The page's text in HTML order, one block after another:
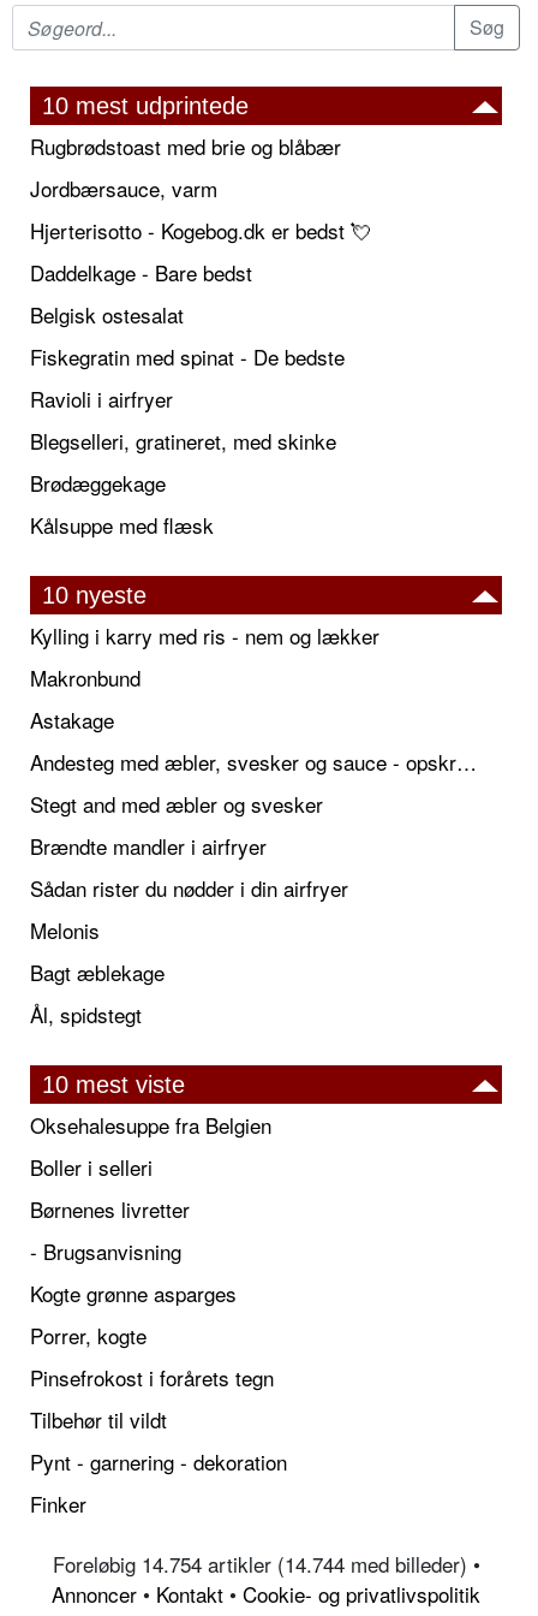
10 mest udprintede
Rugbrødstoast med brie og blåbær
Jordbærsauce, varm
Hjerterisotto - Kogebog.dk er bedst 💘
Daddelkage - Bare bedst
Belgisk ostesalat
Fiskegratin med spinat - De bedste
Ravioli i airfryer
Blegselleri, gratineret, med skinke
Brødæggekage
Kålsuppe med flæsk
10 nyeste
Kylling i karry med ris - nem og lækker
Makronbund
Astakage
Andesteg med æbler, svesker og sauce - opskrift også til jul
Stegt and med æbler og svesker
Brændte mandler i airfryer
Sådan rister du nødder i din airfryer
Melonis
Bagt æblekage
Ål, spidstegt
10 mest viste
Oksehalesuppe fra Belgien
Boller i selleri
Børnenes livretter
- Brugsanvisning
Kogte grønne asparges
Porrer, kogte
Pinsefrokost i forårets tegn
Tilbehør til vildt
Pynt - garnering - dekoration
Finker
Foreløbig 14.754 artikler (14.744 med billeder) •
Annoncer • Kontakt • Cookie- og privatlivspolitik